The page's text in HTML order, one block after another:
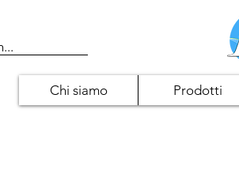
Chi siamo Prodotti